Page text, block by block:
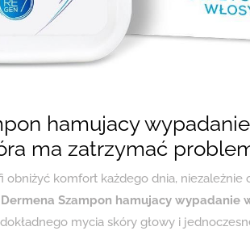
hamujacy
ma zatrzymać
obniżyć komfort każdego dnia,
Dermena Szampon hamujacy wypadanie
mycia skóry głowy i